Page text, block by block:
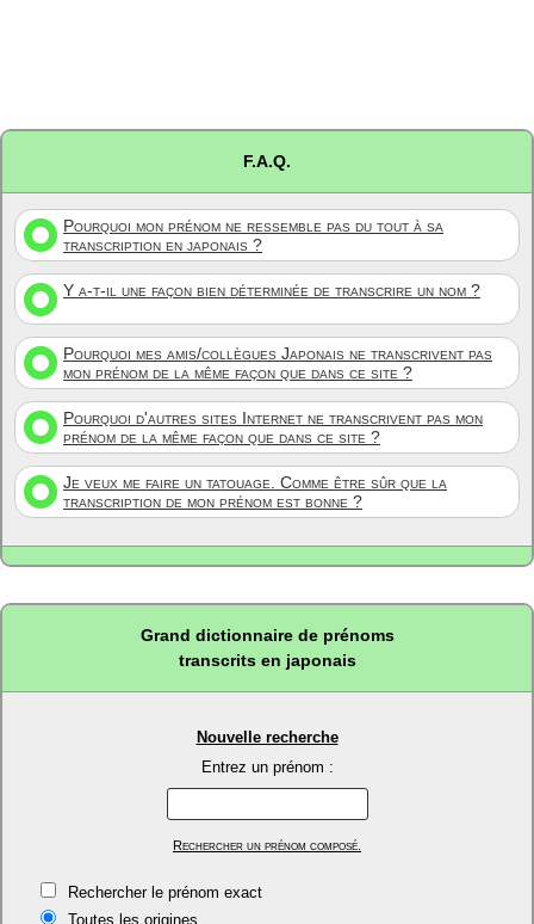
F.A.Q.
Pourquoi mon prénom ne ressemble pas du tout à sa
transcription en japonais ?
Y a-t-il une façon bien déterminée de transcrire un nom ?
Pourquoi mes amis/collègues Japonais ne transcrivent pas
mon prénom de la même façon que dans ce site ?
Pourquoi d'autres sites Internet ne transcrivent pas mon
prénom de la même façon que dans ce site ?
Je veux me faire un tatouage. Comme être sûr que la
transcription de mon prénom est bonne ?
Grand dictionnaire de prénoms
transcrits en japonais
Nouvelle recherche
Entrez un prénom :
Rechercher un prénom composé.
Rechercher le prénom exact
Toutes les origines